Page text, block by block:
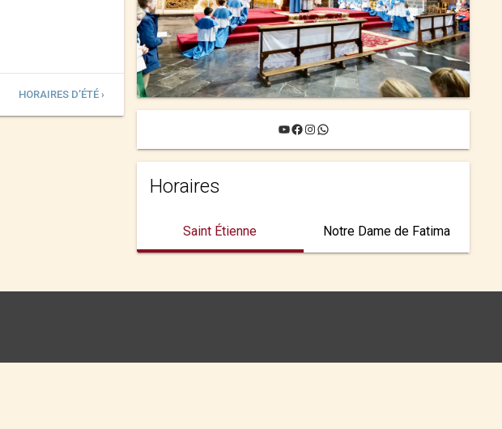
HORAIRES D’ÉTÉ ›
YouTube
Facebook
Instagram
WhatsApp
Horaires
Saint Étienne Notre Dame de Fatima